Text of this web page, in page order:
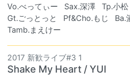
Vo.べってぃー Sax.深澤 Tp.小松
Gt.ごっとっと
Pf&Cho.もじ Ba.
Tamb.まえけー
2017 新歓ライブ#3 1
Shake My Heart / YUI